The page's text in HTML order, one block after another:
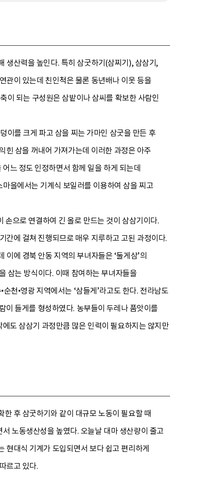
생산력을 높인다. 특히 삼굿하기(삼찌기), 삼삼기,
관이 있는데 친인척은 물론 동년배나 이웃 등을
이 되는 구성원은 삼밭이나 삼씨를 확보한 사람인
이를 크게 파고 삼을 찌는 가마인 삼굿을 만든 후
힌 삼을 꺼내어 가져가는데 이러한 과정은 아주
느 정도 인정하면서 함께 일을 하게 되는데
을에서는 기계식 보일러를 이용하여 삼을 찌고
손으로 연결하여 긴 올로 만드는 것이 삼삼기이다.
간에 걸쳐 진행되므로 매우 지루하고 고된 과정이다.
에 경북 안동 지역의 부녀자들은 ‘둘게삼’의
삼는 방식이다. 이때 참여하는 부녀자들을
천•영광 지역에서는 ‘삼들게’라고도 한다. 전라남도
이 들게를 형성하였다. 농부들이 두레나 품앗이를
도 삼삼기 과정만큼 많은 인력이 필요하지는 않지만
후 삼굿하기와 같이 대규모 노동이 필요할 때
노동생산성을 높였다. 오늘날 대마 생산량이 줄고
현대식 기계가 도입되면서 보다 쉽고 편리하게
르고 있다.